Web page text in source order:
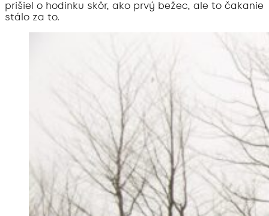
prišiel o hodinku skôr, ako prvý bežec, ale to čakanie
stálo za to.